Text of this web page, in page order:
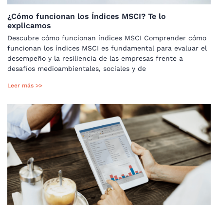
¿Cómo funcionan los Índices MSCI? Te lo
explicamos
Descubre cómo funcionan índices MSCI Comprender cómo
funcionan los índices MSCI es fundamental para evaluar el
desempeño y la resiliencia de las empresas frente a
desafíos medioambientales, sociales y de
Leer más >>